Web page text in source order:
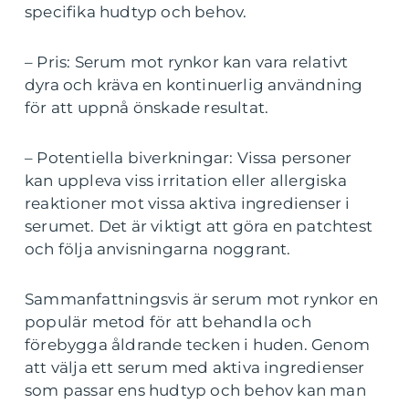
specifika hudtyp och behov.
– Pris: Serum mot rynkor kan vara relativt
dyra och kräva en kontinuerlig användning
för att uppnå önskade resultat.
– Potentiella biverkningar: Vissa personer
kan uppleva viss irritation eller allergiska
reaktioner mot vissa aktiva ingredienser i
serumet. Det är viktigt att göra en patchtest
och följa anvisningarna noggrant.
Sammanfattningsvis är serum mot rynkor en
populär metod för att behandla och
förebygga åldrande tecken i huden. Genom
att välja ett serum med aktiva ingredienser
som passar ens hudtyp och behov kan man